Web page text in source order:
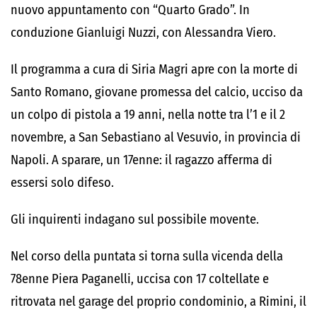
nuovo appuntamento con “Quarto Grado”. In
conduzione Gianluigi Nuzzi, con Alessandra Viero.
Il programma a cura di Siria Magri apre con la morte di
Santo Romano, giovane promessa del calcio, ucciso da
un colpo di pistola a 19 anni, nella notte tra l’1 e il 2
novembre, a San Sebastiano al Vesuvio, in provincia di
Napoli. A sparare, un 17enne: il ragazzo afferma di
essersi solo difeso.
Gli inquirenti indagano sul possibile movente.
Nel corso della puntata si torna sulla vicenda della
78enne Piera Paganelli, uccisa con 17 coltellate e
ritrovata nel garage del proprio condominio, a Rimini, il